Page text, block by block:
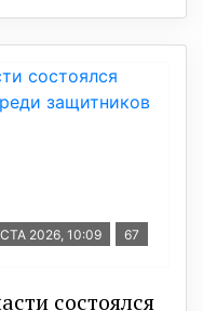
2026, 10:09 67
состоялся